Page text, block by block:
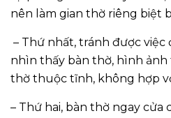
nên làm gian thờ riêng biệt
– Thứ nhất, tránh được việc
nhìn thấy bàn thờ, hình ảnh
thờ thuộc tĩnh, không hợp
– Thứ hai, bàn thờ ngay cửa